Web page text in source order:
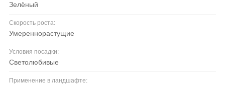
зелёный
Скорость роста:
умереннорастущие
Условия посадки:
светолюбивые
Применение в ландшафте: